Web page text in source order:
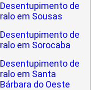
Desentupimento de
ralo em Sousas
Desentupimento de
ralo em Sorocaba
Desentupimento de
ralo em Santa
Bárbara do Oeste